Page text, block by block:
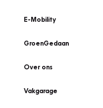
E-Mobility
GroenGedaan
Over ons
Vakgarage